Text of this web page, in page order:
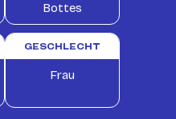
Bottes
GESCHLECHT
Frau